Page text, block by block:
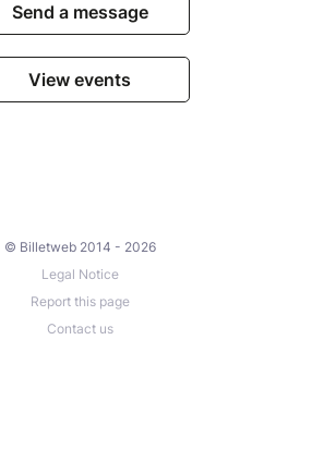
Send a message
View events
© Billetweb 2014 - 2026
Legal Notice
Report this page
Contact us